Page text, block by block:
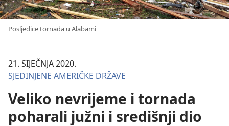
Posljedice tornada u Alabami
21. SIJEČNJA 2020.
SJEDINJENE AMERIČKE DRŽAVE
Veliko nevrijeme i tornada
poharali južni i središnji dio